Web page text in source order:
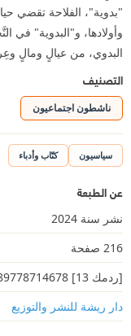
"بدوية"، الفلاحة تقضي
وأولادها، و"البدوية" في
البدوي، من عيالٍ ومالٍ
التصنيف
ناشطون اجتماعيون
سياسيون كتّاب وأدباء
عن الطبعة
نشر سنة 2024
216 صفحة
[ردمك 13] 9789778714678
دار ريشة للنشر والتوزيع